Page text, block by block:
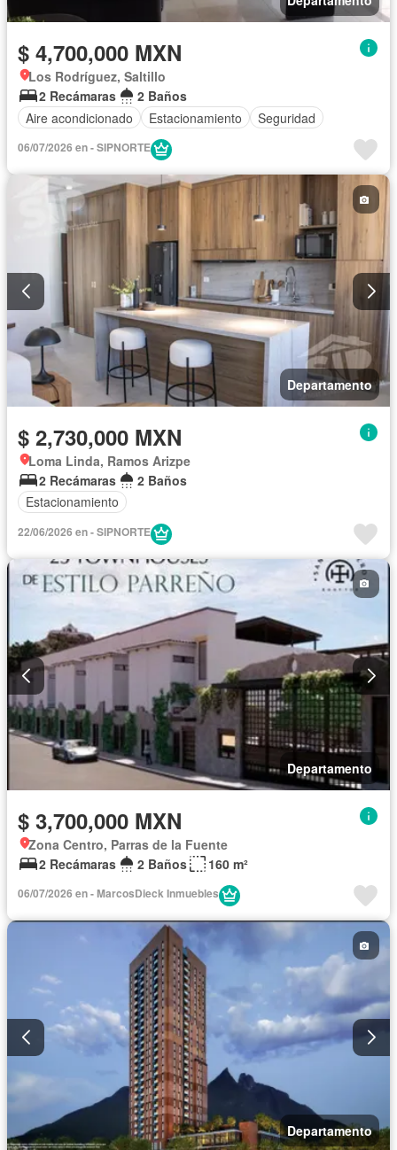
$ 4,700,000 MXN
Los Rodríguez, Saltillo
2 Recámaras
2 Baños
Aire acondicionado
Estacionamiento Seguridad
06/07/2026 en - SIPNORTE
Departamento
$ 2,730,000 MXN
Loma Linda, Ramos Arizpe
2 Recámaras
2 Baños
Estacionamiento
22/06/2026 en - SIPNORTE
Departamento
$ 3,700,000 MXN
Zona Centro, Parras de la Fuente
2 Recámaras
2 Baños 160 m²
06/07/2026 en - MarcosDieck Inmuebles
Departamento